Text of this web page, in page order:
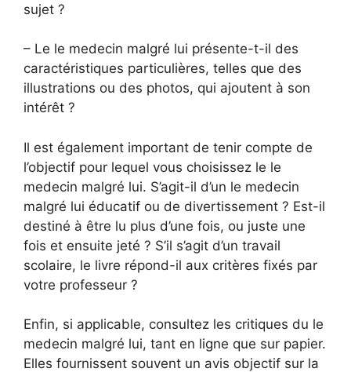
sujet ?
– Le le medecin malgré lui présente-t-il des
caractéristiques particulières, telles que des
illustrations ou des photos, qui ajoutent à son
intérêt ?
Il est également important de tenir compte de
l’objectif pour lequel vous choisissez le le
medecin malgré lui. S’agit-il d’un le medecin
malgré lui éducatif ou de divertissement ? Est-il
destiné à être lu plus d’une fois, ou juste une
fois et ensuite jeté ? S’il s’agit d’un travail
scolaire, le livre répond-il aux critères fixés par
votre professeur ?
Enfin, si applicable, consultez les critiques du le
medecin malgré lui, tant en ligne que sur papier.
Elles fournissent souvent un avis objectif sur la